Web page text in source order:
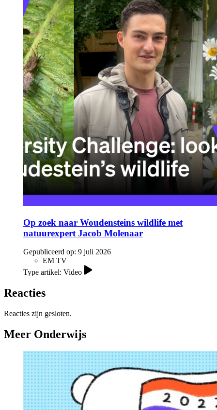
Op zoek naar Woudensteins wildlife met
natuurexpert Jacob Molenaar
Gepubliceerd op: 9 juli 2026
EM TV
Type artikel: Video
Reacties
Reacties zijn gesloten.
Meer Onderwijs